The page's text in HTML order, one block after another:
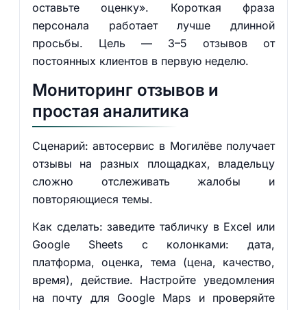
оставьте оценку». Короткая фраза
персонала работает лучше длинной
просьбы. Цель — 3–5 отзывов от
постоянных клиентов в первую неделю.
Мониторинг отзывов и
простая аналитика
Сценарий: автосервис в Могилёве получает
отзывы на разных площадках, владельцу
сложно отслеживать жалобы и
повторяющиеся темы.
Как сделать: заведите табличку в Excel или
Google Sheets с колонками: дата,
платформа, оценка, тема (цена, качество,
время), действие. Настройте уведомления
на почту для Google Maps и проверяйте